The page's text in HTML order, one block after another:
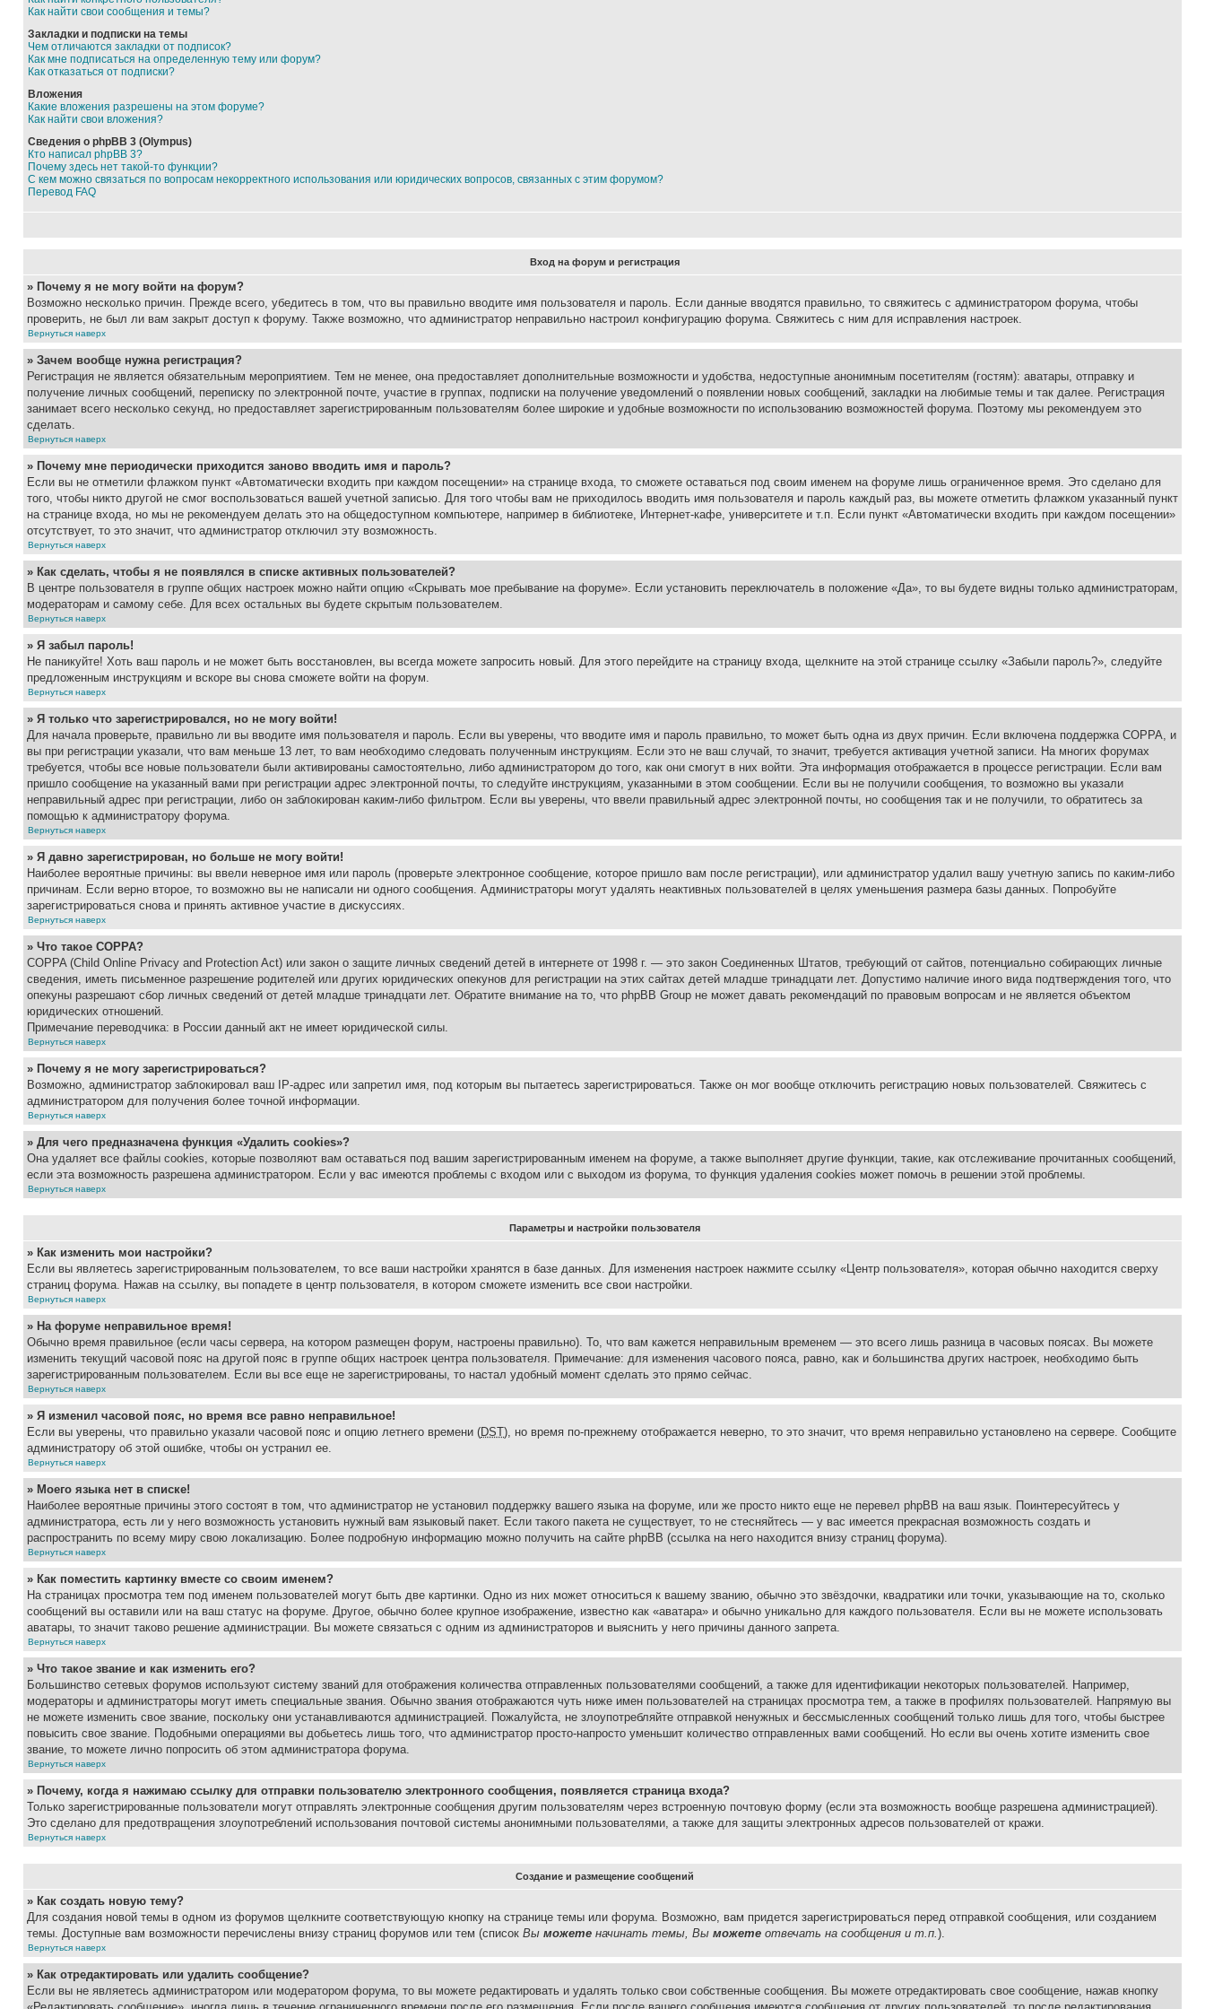
Как найти свои сообщения и темы?
Закладки и подписки на темы
Чем отличаются закладки от подписок?
Как мне подписаться на определенную тему или форум?
Как отказаться от подписки?
Вложения
Какие вложения разрешены на этом форуме?
Как найти свои вложения?
Сведения о phpBB 3 (Olympus)
Кто написал phpBB 3?
Почему здесь нет такой-то функции?
С кем можно связаться по вопросам некорректного использования или юридических вопросов, связанных с этим форумом?
Перевод FAQ
Вход на форум и регистрация
» Почему я не могу войти на форум?
Возможно несколько причин. Прежде всего, убедитесь в том, что вы правильно вводите имя пользователя и пароль. Если данные вводятся правильно, то свяжитесь с администратором форума, чтобы
проверить, не был ли вам закрыт доступ к форуму. Также возможно, что администратор неправильно настроил конфигурацию форума. Свяжитесь с ним для исправления настроек.
Вернуться наверх
» Зачем вообще нужна регистрация?
Регистрация не является обязательным мероприятием. Тем не менее, она предоставляет дополнительные возможности и удобства, недоступные анонимным посетителям (гостям): аватары, отправку и
получение личных сообщений, переписку по электронной почте, участие в группах, подписки на получение уведомлений о появлении новых сообщений, закладки на любимые темы и так далее. Регистрация
занимает всего несколько секунд, но предоставляет зарегистрированным пользователям более широкие и удобные возможности по использованию возможностей форума. Поэтому мы рекомендуем это
сделать.
Вернуться наверх
» Почему мне периодически приходится заново вводить имя и пароль?
Если вы не отметили флажком пункт «Автоматически входить при каждом посещении» на странице входа, то сможете оставаться под своим именем на форуме лишь ограниченное время. Это сделано для
того, чтобы никто другой не смог воспользоваться вашей учетной записью. Для того чтобы вам не приходилось вводить имя пользователя и пароль каждый раз, вы можете отметить флажком указанный пункт
на странице входа, но мы не рекомендуем делать это на общедоступном компьютере, например в библиотеке, Интернет-кафе, университете и т.п. Если пункт «Автоматически входить при каждом посещении»
отсутствует, то это значит, что администратор отключил эту возможность.
Вернуться наверх
» Как сделать, чтобы я не появлялся в списке активных пользователей?
В центре пользователя в группе общих настроек можно найти опцию «Скрывать мое пребывание на форуме». Если установить переключатель в положение «Да», то вы будете видны только администраторам,
модераторам и самому себе. Для всех остальных вы будете скрытым пользователем.
Вернуться наверх
» Я забыл пароль!
Не паникуйте! Хоть ваш пароль и не может быть восстановлен, вы всегда можете запросить новый. Для этого перейдите на страницу входа, щелкните на этой странице ссылку «Забыли пароль?», следуйте
предложенным инструкциям и вскоре вы снова сможете войти на форум.
Вернуться наверх
» Я только что зарегистрировался, но не могу войти!
Для начала проверьте, правильно ли вы вводите имя пользователя и пароль. Если вы уверены, что вводите имя и пароль правильно, то может быть одна из двух причин. Если включена поддержка COPPA, и
вы при регистрации указали, что вам меньше 13 лет, то вам необходимо следовать полученным инструкциям. Если это не ваш случай, то значит, требуется активация учетной записи. На многих форумах
требуется, чтобы все новые пользователи были активированы самостоятельно, либо администратором до того, как они смогут в них войти. Эта информация отображается в процессе регистрации. Если вам
пришло сообщение на указанный вами при регистрации адрес электронной почты, то следуйте инструкциям, указанными в этом сообщении. Если вы не получили сообщения, то возможно вы указали
неправильный адрес при регистрации, либо он заблокирован каким-либо фильтром. Если вы уверены, что ввели правильный адрес электронной почты, но сообщения так и не получили, то обратитесь за
помощью к администратору форума.
Вернуться наверх
» Я давно зарегистрирован, но больше не могу войти!
Наиболее вероятные причины: вы ввели неверное имя или пароль (проверьте электронное сообщение, которое пришло вам после регистрации), или администратор удалил вашу учетную запись по каким-либо
причинам. Если верно второе, то возможно вы не написали ни одного сообщения. Администраторы могут удалять неактивных пользователей в целях уменьшения размера базы данных. Попробуйте
зарегистрироваться снова и принять активное участие в дискуссиях.
Вернуться наверх
» Что такое COPPA?
COPPA (Child Online Privacy and Protection Act) или закон о защите личных сведений детей в интернете от 1998 г. — это закон Соединенных Штатов, требующий от сайтов, потенциально собирающих личные
сведения, иметь письменное разрешение родителей или других юридических опекунов для регистрации на этих сайтах детей младше тринадцати лет. Допустимо наличие иного вида подтверждения того, что
опекуны разрешают сбор личных сведений от детей младше тринадцати лет. Обратите внимание на то, что phpBB Group не может давать рекомендаций по правовым вопросам и не является объектом
юридических отношений.
Примечание переводчика: в России данный акт не имеет юридической силы.
Вернуться наверх
» Почему я не могу зарегистрироваться?
Возможно, администратор заблокировал ваш IP-адрес или запретил имя, под которым вы пытаетесь зарегистрироваться. Также он мог вообще отключить регистрацию новых пользователей. Свяжитесь с
администратором для получения более точной информации.
Вернуться наверх
» Для чего предназначена функция «Удалить cookies»?
Она удаляет все файлы cookies, которые позволяют вам оставаться под вашим зарегистрированным именем на форуме, а также выполняет другие функции, такие, как отслеживание прочитанных сообщений,
если эта возможность разрешена администратором. Если у вас имеются проблемы с входом или с выходом из форума, то функция удаления cookies может помочь в решении этой проблемы.
Вернуться наверх
Параметры и настройки пользователя
» Как изменить мои настройки?
Если вы являетесь зарегистрированным пользователем, то все ваши настройки хранятся в базе данных. Для изменения настроек нажмите ссылку «Центр пользователя», которая обычно находится сверху
страниц форума. Нажав на ссылку, вы попадете в центр пользователя, в котором сможете изменить все свои настройки.
Вернуться наверх
» На форуме неправильное время!
Обычно время правильное (если часы сервера, на котором размещен форум, настроены правильно). То, что вам кажется неправильным временем — это всего лишь разница в часовых поясах. Вы можете
изменить текущий часовой пояс на другой пояс в группе общих настроек центра пользователя. Примечание: для изменения часового пояса, равно, как и большинства других настроек, необходимо быть
зарегистрированным пользователем. Если вы все еще не зарегистрированы, то настал удобный момент сделать это прямо сейчас.
Вернуться наверх
» Я изменил часовой пояс, но время все равно неправильное!
Если вы уверены, что правильно указали часовой пояс и опцию летнего времени (DST), но время по-прежнему отображается неверно, то это значит, что время неправильно установлено на сервере. Сообщите
администратору об этой ошибке, чтобы он устранил ее.
Вернуться наверх
» Моего языка нет в списке!
Наиболее вероятные причины этого состоят в том, что администратор не установил поддержку вашего языка на форуме, или же просто никто еще не перевел phpBB на ваш язык. Поинтересуйтесь у
администратора, есть ли у него возможность установить нужный вам языковый пакет. Если такого пакета не существует, то не стесняйтесь — у вас имеется прекрасная возможность создать и
распространить по всему миру свою локализацию. Более подробную информацию можно получить на сайте phpBB (ссылка на него находится внизу страниц форума).
Вернуться наверх
» Как поместить картинку вместе со своим именем?
На страницах просмотра тем под именем пользователей могут быть две картинки. Одно из них может относиться к вашему званию, обычно это звёздочки, квадратики или точки, указывающие на то, сколько
сообщений вы оставили или на ваш статус на форуме. Другое, обычно более крупное изображение, известно как «аватара» и обычно уникально для каждого пользователя. Если вы не можете использовать
аватары, то значит таково решение администрации. Вы можете связаться с одним из администраторов и выяснить у него причины данного запрета.
Вернуться наверх
» Что такое звание и как изменить его?
Большинство сетевых форумов используют систему званий для отображения количества отправленных пользователями сообщений, а также для идентификации некоторых пользователей. Например,
модераторы и администраторы могут иметь специальные звания. Обычно звания отображаются чуть ниже имен пользователей на страницах просмотра тем, а также в профилях пользователей. Напрямую вы
не можете изменить свое звание, поскольку они устанавливаются администрацией. Пожалуйста, не злоупотребляйте отправкой ненужных и бессмысленных сообщений только лишь для того, чтобы быстрее
повысить свое звание. Подобными операциями вы добьетесь лишь того, что администратор просто-напросто уменьшит количество отправленных вами сообщений. Но если вы очень хотите изменить свое
звание, то можете лично попросить об этом администратора форума.
Вернуться наверх
» Почему, когда я нажимаю ссылку для отправки пользователю электронного сообщения, появляется страница входа?
Только зарегистрированные пользователи могут отправлять электронные сообщения другим пользователям через встроенную почтовую форму (если эта возможность вообще разрешена администрацией).
Это сделано для предотвращения злоупотреблений использования почтовой системы анонимными пользователями, а также для защиты электронных адресов пользователей от кражи.
Вернуться наверх
Создание и размещение сообщений
» Как создать новую тему?
Для создания новой темы в одном из форумов щелкните соответствующую кнопку на странице темы или форума. Возможно, вам придется зарегистрироваться перед отправкой сообщения, или созданием
темы. Доступные вам возможности перечислены внизу страниц форумов или тем (список Вы можете начинать темы, Вы можете отвечать на сообщения и т.п.).
Вернуться наверх
» Как отредактировать или удалить сообщение?
Если вы не являетесь администратором или модератором форума, то вы можете редактировать и удалять только свои собственные сообщения. Вы можете отредактировать свое сообщение, нажав кнопку